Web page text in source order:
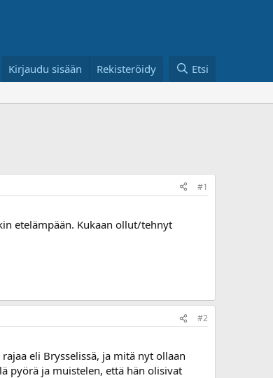
Kirjaudu sisään Rekisteröidy Etsi
#1
etelämpään. Kukaan ollut/tehnyt
#2
eli Brysselissä, ja mitä nyt ollaan
pyörä ja muistelen, että hän olisivat